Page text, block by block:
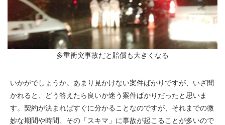
多重衝突事故だと賠償も大きくなる
いかがでしょうか。あまり見かけない案件ばかりですが、いざ聞
かれると、どう答えたら良いか迷う案件ばかりだったと思いま
す。契約が決まればすぐに分かることなのですが、それまでの微
妙な期間や時間、その「スキマ」に事故が起こることが多いので